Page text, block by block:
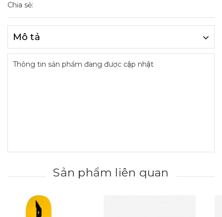
Chia sẻ:
Mô tả
Thông tin sản phẩm đang được cập nhật
Sản phẩm liên quan